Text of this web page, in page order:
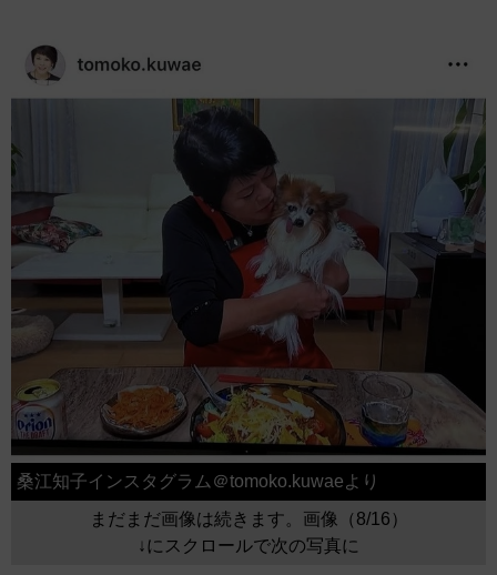
桑江知子インスタグラム＠tomoko.kuwaeより
まだまだ画像は続きます。画像（8/16）
↓にスクロールで次の写真に